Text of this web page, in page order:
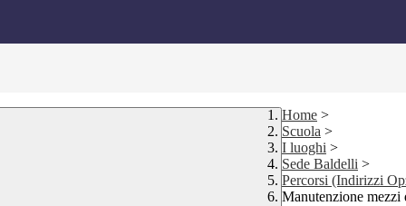
Home >
Scuola >
I luoghi >
Sede Baldelli >
Percorsi (Indirizzi
Manutenzione mezzi